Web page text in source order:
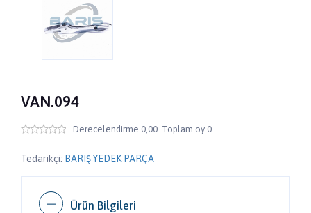
VAN.094
Derecelendirme 0,00. Toplam oy 0.
Tedarikçi: BARIŞ YEDEK PARÇA
Ürün Bilgileri